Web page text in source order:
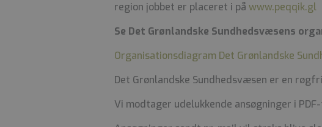
region jobbet er placeret i på www.peqqik.gl
Se Det Grønlandske Sundhedsvæsens
Organisationsdiagram Det Grønlandske
Det Grønlandske Sundhedsvæsen er en
Vi modtager udelukkende ansøgninger i